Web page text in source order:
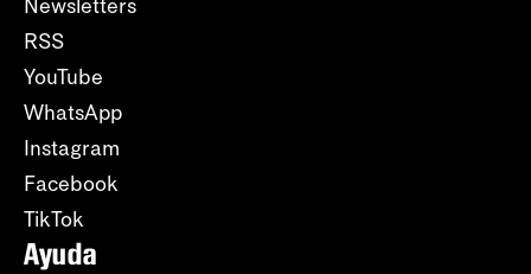
Newsletters
RSS
YouTube
WhatsApp
Instagram
Facebook
TikTok
Ayuda